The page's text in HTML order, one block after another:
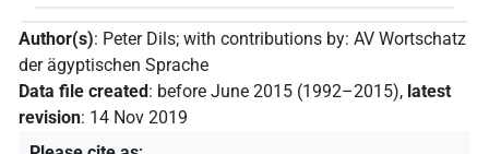
Author(s): Peter Dils; with contributions by: AV Wortschatz
der ägyptischen Sprache
Data file created: before June 2015 (1992–2015), latest
revision: 14 Nov 2019